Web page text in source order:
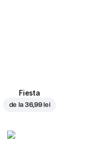
Fiesta
de la 36,99 lei